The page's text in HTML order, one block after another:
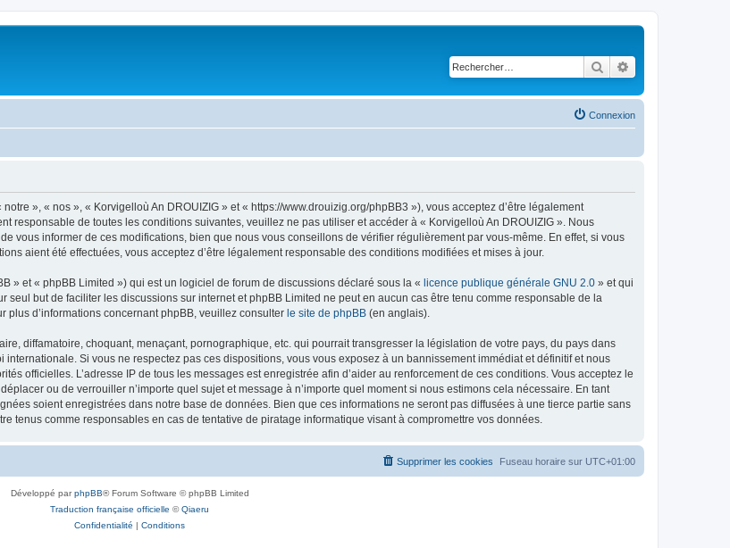
Rechercher
Connexion
», « nos », « Korvigelloù An DROUIZIG » et « https://www.drouizig.org/phpBB3 »), vous acceptez d’être légalement
responsable de toutes les conditions suivantes, veuillez ne pas utiliser et accéder à « Korvigelloù An DROUIZIG ». Nous
vous informer de ces modifications, bien que nous vous conseillons de vérifier régulièrement par vous-même. En effet, si vous
aient été effectuées, vous acceptez d’être légalement responsable des conditions modifiées et mises à jour.
» et « phpBB Limited ») qui est un logiciel de forum de discussions déclaré sous la « licence publique générale GNU 2.0 » et qui
seul but de faciliter les discussions sur internet et phpBB Limited ne peut en aucun cas être tenu comme responsable de la
plus d’informations concernant phpBB, veuillez consulter le site de phpBB (en anglais).
diffamatoire, choquant, menaçant, pornographique, etc. qui pourrait transgresser la législation de votre pays, du pays dans
Si vous ne respectez pas ces dispositions, vous vous exposez à un bannissement immédiat et définitif et nous
officielles. L’adresse IP de tous les messages est enregistrée afin d’aider au renforcement de ces conditions. Vous acceptez le
ou de verrouiller n’importe quel sujet et message à n’importe quel moment si nous estimons cela nécessaire. En tant
soient enregistrées dans notre base de données. Bien que ces informations ne seront pas diffusées à une tierce partie sans
tenus comme responsables en cas de tentative de piratage informatique visant à compromettre vos données.
Fuseau horaire sur UTC+01:00
Supprimer les cookies
Développé parphpBB® Forum Software © phpBB Limited
Traduction française officielle ©Qiaeru
Confidentialité | Conditions